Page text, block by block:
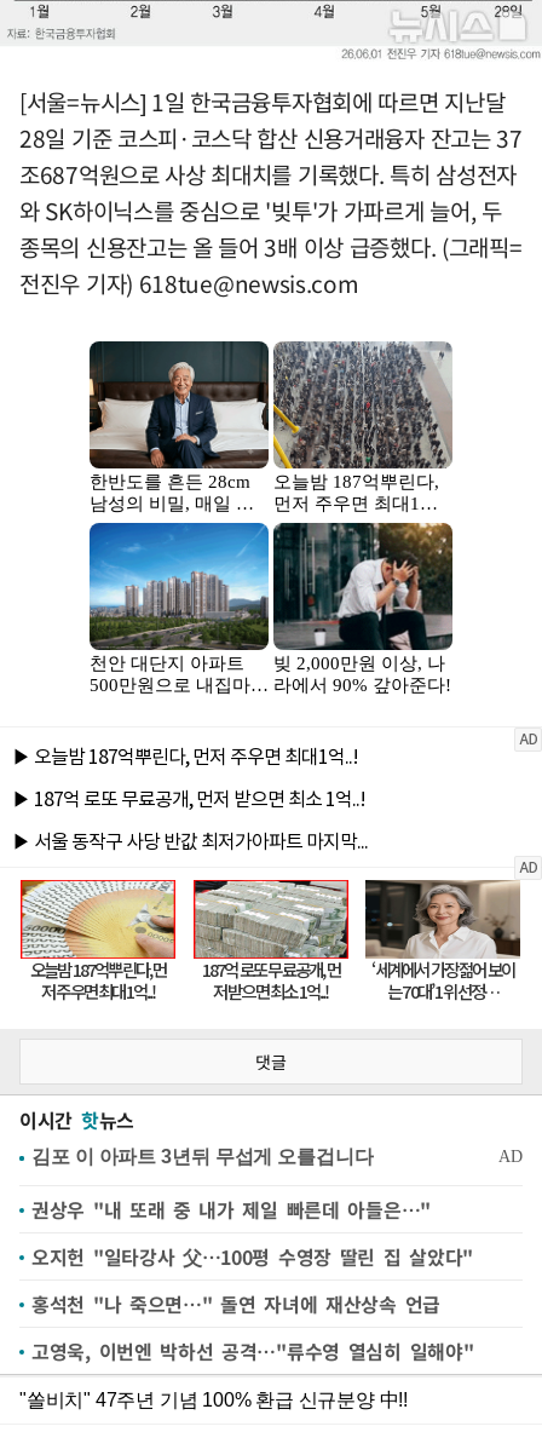
[서울=뉴시스] 1일 한국금융투자협회에 따르면 지난달
28일 기준 코스피·코스닥 합산 신용거래융자 잔고는 37
조687억원으로 사상 최대치를 기록했다. 특히 삼성전자
와 SK하이닉스를 중심으로 '빚투'가 가파르게 늘어, 두
종목의 신용잔고는 올 들어 3배 이상 급증했다. (그래픽=
전진우 기자) 618tue@newsis.com
댓글
이시간 핫뉴스
권상우 "내 또래 중 내가 제일 빠른데 아들은…"
오지헌 "일타강사 父…100평 수영장 딸린 집 살았다"
홍석천 "나 죽으면…" 돌연 자녀에 재산상속 언급
고영욱, 이번엔 박하선 공격…"류수영 열심히 일해야"